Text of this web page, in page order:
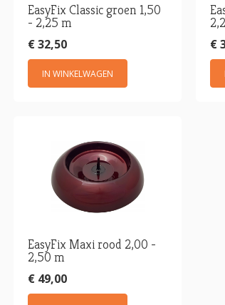
EasyFix Classic groen 1,50
- 2,25 m
€ 32,50
IN WINKELWAGEN
€
EasyFix Maxi rood 2,00 -
2,50 m
€ 49,00